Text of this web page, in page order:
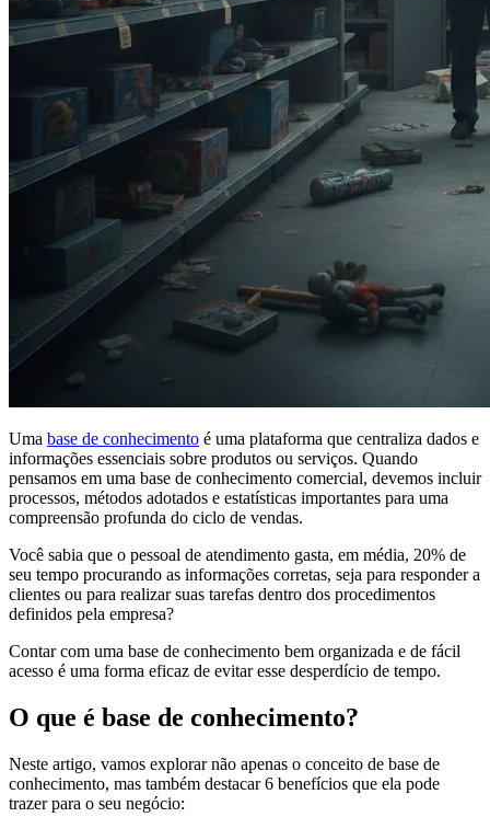
Uma base de conhecimento é uma plataforma que centraliza dados e
informações essenciais sobre produtos ou serviços. Quando
pensamos em uma base de conhecimento comercial, devemos incluir
processos, métodos adotados e estatísticas importantes para uma
compreensão profunda do ciclo de vendas.
Você sabia que o pessoal de atendimento gasta, em média, 20% de
seu tempo procurando as informações corretas, seja para responder a
clientes ou para realizar suas tarefas dentro dos procedimentos
definidos pela empresa?
Contar com uma base de conhecimento bem organizada e de fácil
acesso é uma forma eficaz de evitar esse desperdício de tempo.
O que é base de conhecimento?
Neste artigo, vamos explorar não apenas o conceito de base de
conhecimento, mas também destacar 6 benefícios que ela pode
trazer para o seu negócio: